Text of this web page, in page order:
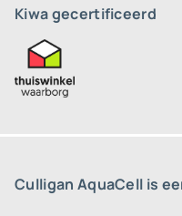
Kiwa gecertificeerd
Culligan AquaCell is